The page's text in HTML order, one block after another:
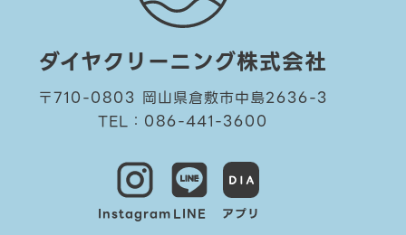
ダイヤクリーニング株式会社
〒710-0803 岡山県倉敷市中島2636-3
TEL：086-441-3600
InstagramLINE アプリ